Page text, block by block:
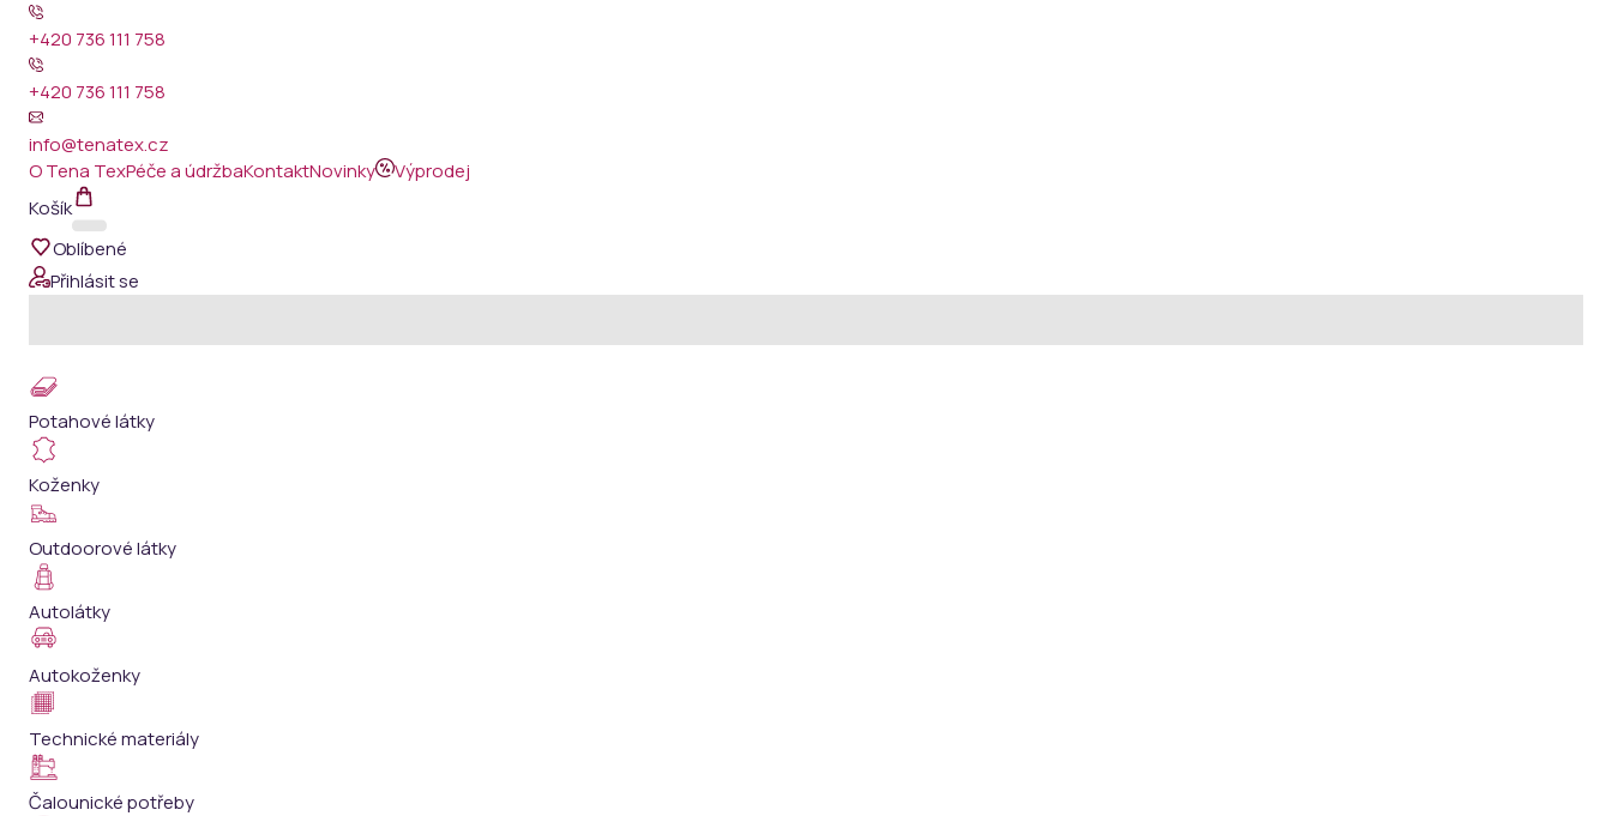
+420 736 111 758
+420 736 111 758
info@tenatex.cz
O Tena TexPéče a údržbaKontaktNovinky
Výprodej
Košík
Oblíbené
Přihlásit se
Potahové látky
Koženky
Outdoorové látky
Autolátky
Autokoženky
Technické materiály
Čalounické potřeby